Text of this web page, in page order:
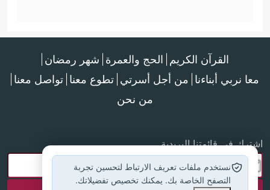
القرآن الكريم الحج والعمرة شهر رمضان
معا نربي أبناءنا من أجل أسرتي تطوع معنا تواصل معنا
من نحن
اشترك في قائمتنا البريدية
نستخدم ملفات تعريف الارتباط لتحسين تجربة
التصفح الخاصة بك. يمكنك تخصيص تفضيلاتك.